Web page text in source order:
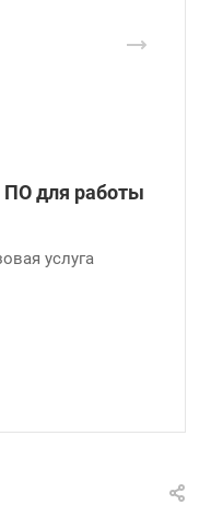
ПО для работы
услуга